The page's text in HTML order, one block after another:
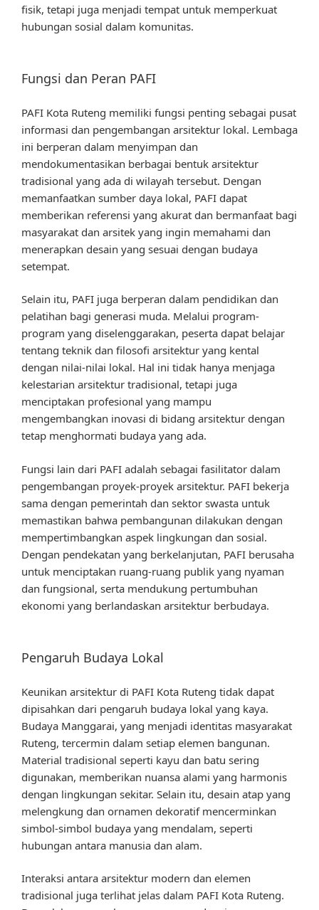
fisik, tetapi juga menjadi tempat untuk memperkuat
hubungan sosial dalam komunitas.
Fungsi dan Peran PAFI
PAFI Kota Ruteng memiliki fungsi penting sebagai pusat
informasi dan pengembangan arsitektur lokal. Lembaga
ini berperan dalam menyimpan dan
mendokumentasikan berbagai bentuk arsitektur
tradisional yang ada di wilayah tersebut. Dengan
memanfaatkan sumber daya lokal, PAFI dapat
memberikan referensi yang akurat dan bermanfaat bagi
masyarakat dan arsitek yang ingin memahami dan
menerapkan desain yang sesuai dengan budaya
setempat.
Selain itu, PAFI juga berperan dalam pendidikan dan
pelatihan bagi generasi muda. Melalui program-
program yang diselenggarakan, peserta dapat belajar
tentang teknik dan filosofi arsitektur yang kental
dengan nilai-nilai lokal. Hal ini tidak hanya menjaga
kelestarian arsitektur tradisional, tetapi juga
menciptakan profesional yang mampu
mengembangkan inovasi di bidang arsitektur dengan
tetap menghormati budaya yang ada.
Fungsi lain dari PAFI adalah sebagai fasilitator dalam
pengembangan proyek-proyek arsitektur. PAFI bekerja
sama dengan pemerintah dan sektor swasta untuk
memastikan bahwa pembangunan dilakukan dengan
mempertimbangkan aspek lingkungan dan sosial.
Dengan pendekatan yang berkelanjutan, PAFI berusaha
untuk menciptakan ruang-ruang publik yang nyaman
dan fungsional, serta mendukung pertumbuhan
ekonomi yang berlandaskan arsitektur berbudaya.
Pengaruh Budaya Lokal
Keunikan arsitektur di PAFI Kota Ruteng tidak dapat
dipisahkan dari pengaruh budaya lokal yang kaya.
Budaya Manggarai, yang menjadi identitas masyarakat
Ruteng, tercermin dalam setiap elemen bangunan.
Material tradisional seperti kayu dan batu sering
digunakan, memberikan nuansa alami yang harmonis
dengan lingkungan sekitar. Selain itu, desain atap yang
melengkung dan ornamen dekoratif mencerminkan
simbol-simbol budaya yang mendalam, seperti
hubungan antara manusia dan alam.
Interaksi antara arsitektur modern dan elemen
tradisional juga terlihat jelas dalam PAFI Kota Ruteng.